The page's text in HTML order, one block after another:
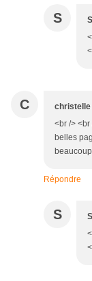
S
C christelle
<br />
belles
Répondre
S